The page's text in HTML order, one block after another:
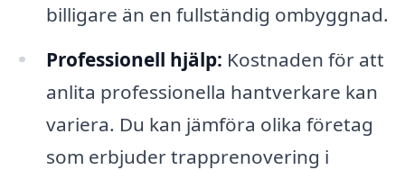
billigare än en fullständig ombyggnad.
Professionell hjälp: Kostnaden för att
anlita professionella hantverkare kan
variera. Du kan jämföra olika företag
som erbjuder trapprenovering i